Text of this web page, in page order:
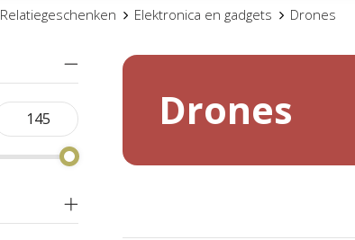
Relatiegeschenken Elektronica en gadgets Drones
Drones